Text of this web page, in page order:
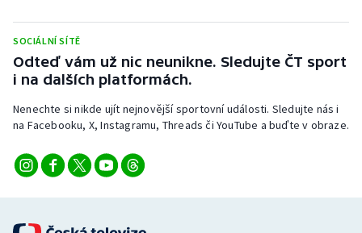
Triatlon
Veslování
Vodní slalom
Volejbal
SOCIÁLNÍ SÍTĚ
Odteď vám už nic neunikne. Sledujte ČT sport
i na dalších platformách.
Nenechte si nikde ujít nejnovější sportovní události. Sledujte nás i
na Facebooku, X, Instagramu, Threads či YouTube a buďte v obraze.